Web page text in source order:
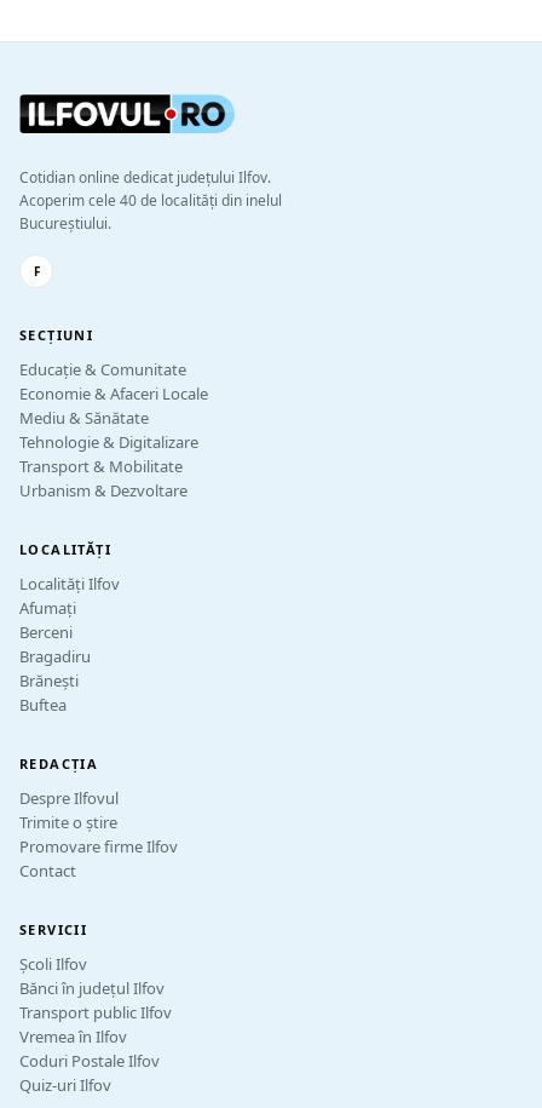
Cotidian online dedicat județului Ilfov.
Acoperim cele 40 de localități din inelul
Bucureștiului.
F
SECȚIUNI
Educație & Comunitate
Economie & Afaceri Locale
Mediu & Sănătate
Tehnologie & Digitalizare
Transport & Mobilitate
Urbanism & Dezvoltare
LOCALITĂȚI
Localități Ilfov
Afumați
Berceni
Bragadiru
Brănești
Buftea
REDACȚIA
Despre Ilfovul
Trimite o știre
Promovare firme Ilfov
Contact
SERVICII
Școli Ilfov
Bănci în județul Ilfov
Transport public Ilfov
Vremea în Ilfov
Coduri Postale Ilfov
Quiz-uri Ilfov